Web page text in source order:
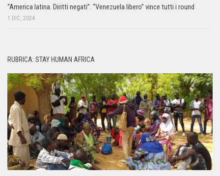
“America latina. Diritti negati”. “Venezuela libero” vince tutti i round
1 DIC, 2024
RUBRICA: STAY HUMAN AFRICA